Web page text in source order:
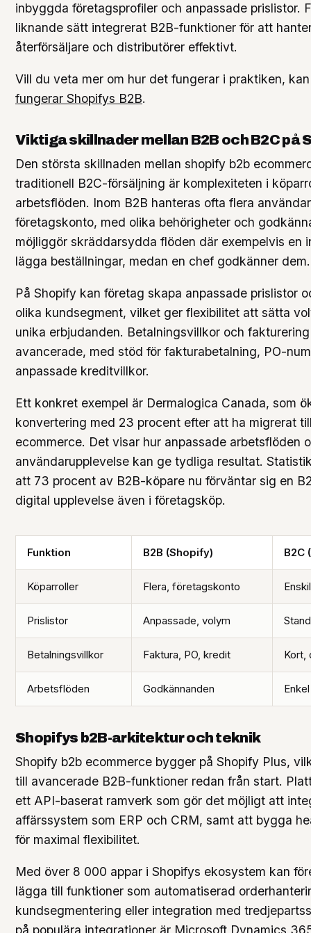
inbyggda företagsprofiler och anpassade prislistor.
liknande sätt integrerat B2B-funktioner för att
återförsäljare och distributörer effektivt.
Vill du veta mer om hur det fungerar i praktiken,
fungerar Shopifys B2B.
Viktiga skillnader mellan B2B och B2C på
Den största skillnaden mellan shopify b2b
traditionell B2C-försäljning är komplexiteten i
arbetsflöden. Inom B2B hanteras ofta flera
företagskonto, med olika behörigheter och
möjliggör skräddarsydda flöden där exempelvis en
lägga beställningar, medan en chef godkänner dem.
På Shopify kan företag skapa anpassade prislistor
olika kundsegment, vilket ger flexibilitet att sätta
unika erbjudanden. Betalningsvillkor och
avancerade, med stöd för fakturabetalning, PO-
anpassade kreditvillkor.
Ett konkret exempel är Dermalogica Canada, som
konvertering med 23 procent efter att ha migrerat
ecommerce. Det visar hur anpassade arbetsflöden
användarupplevelse kan ge tydliga resultat.
att 73 procent av B2B-köpare nu förväntar sig en
digital upplevelse även i företagsköp.
Funktion B2B (Shopify) B2C
Köparroller Flera, företagskonto
Prislistor Anpassade, volym
Betalningsvillkor Faktura, PO, kredit Kort,
Arbetsflöden Godkännanden
Shopifys b2B-arkitektur och teknik
Shopify b2b ecommerce bygger på Shopify Plus,
till avancerade B2B-funktioner redan från start.
ett API-baserat ramverk som gör det möjligt att
affärssystem som ERP och CRM, samt att bygga
för maximal flexibilitet.
Med över 8 000 appar i Shopifys ekosystem kan
lägga till funktioner som automatiserad
kundsegmentering eller integration med